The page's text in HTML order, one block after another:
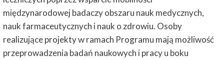
międzynarodowej badaczy obszaru nauk medycznych,
nauk farmaceutycznych i nauk o zdrowiu. Osoby
realizujące projekty w ramach Programu mają możliwość
przeprowadzenia badań naukowych i pracy u boku